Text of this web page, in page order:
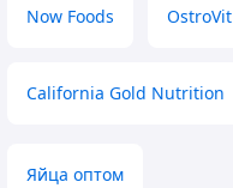
Now Foods OstroVit
California Gold Nutrition
Яйца оптом